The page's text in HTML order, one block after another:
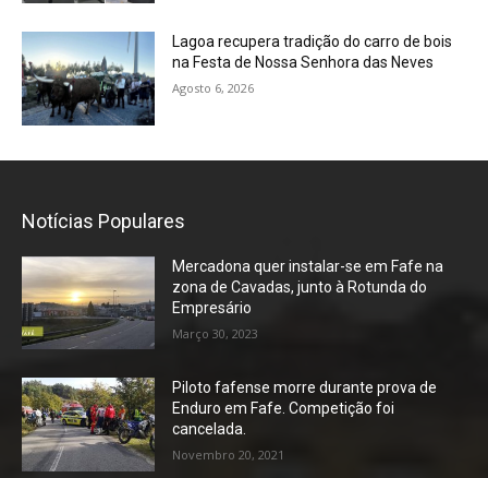
Lagoa recupera tradição do carro de bois
na Festa de Nossa Senhora das Neves
Agosto 6, 2026
Notícias Populares
Mercadona quer instalar-se em Fafe na
zona de Cavadas, junto à Rotunda do
Empresário
Março 30, 2023
Piloto fafense morre durante prova de
Enduro em Fafe. Competição foi
cancelada.
Novembro 20, 2021